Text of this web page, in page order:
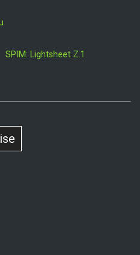
SPIM: Lightsheet Z.1